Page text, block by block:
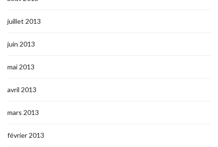
juillet 2013
juin 2013
mai 2013
avril 2013
mars 2013
février 2013